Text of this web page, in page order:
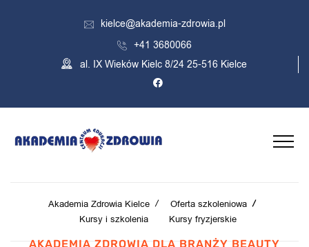
kielce@akademia-zdrowia.pl
+41 3680066
al. IX Wieków Kielc 8/24 25-516 Kielce
Akademia Zdrowia Kielce
Oferta szkoleniowa
Kursy i szkolenia
Kursy fryzjerskie
AKADEMIA ZDROWIA DLA BRANŻY BEAUTY